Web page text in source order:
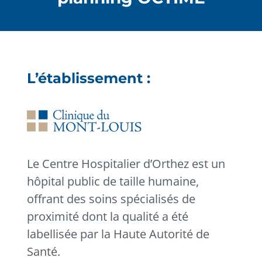
L’établissement :
Le Centre Hospitalier d’Orthez est un
hôpital public de taille humaine,
offrant des soins spécialisés de
proximité dont la qualité a été
labellisée par la Haute Autorité de
Santé.